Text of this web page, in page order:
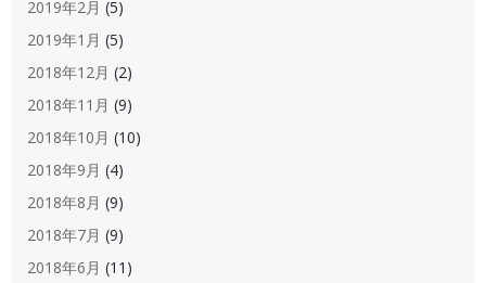
2019年2月 (5)
2019年1月 (5)
2018年12月 (2)
2018年11月 (9)
2018年10月 (10)
2018年9月 (4)
2018年8月 (9)
2018年7月 (9)
2018年6月 (11)